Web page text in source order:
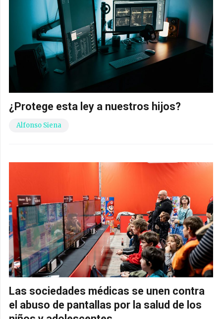
¿Protege esta ley a nuestros hijos?
Alfonso Siena
Las sociedades médicas se unen contra
el abuso de pantallas por la salud de los